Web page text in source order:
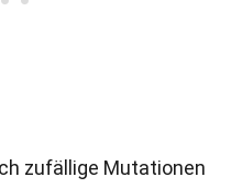
zufällige Mutationen